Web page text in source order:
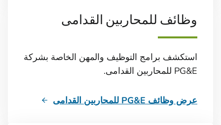
وظائف للمحاربين القدامى
استكشف برامج التوظيف والمهن الخاصة بشركة
PG&E للمحاربين القدامى.
عرض وظائف PG&E للمحاربين القدامى